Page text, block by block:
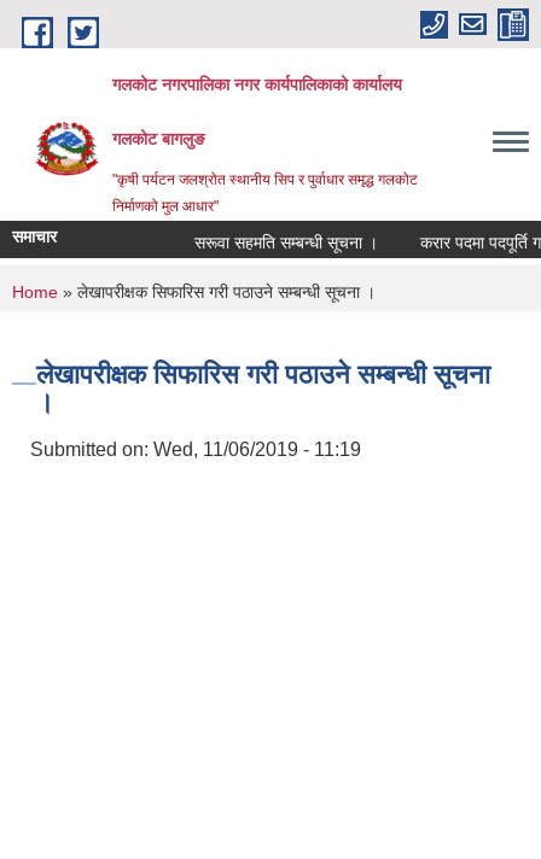
Skip to main content
गलकोट नगरपालिका नगर कार्यपालिकाको कार्यालय
गलकोट बागलुङ
"कृषी पर्यटन जलश्रोत स्थानीय सिप र पुर्वाधार समृद्ध गलकोट
निर्माणको मुल आधार"
समाचार सरूवा सहमति सम्बन्धी सूचना । करार पदमा पदपूर्ति
You are here
Home » लेखापरीक्षक सिफारिस गरी पठाउने सम्बन्धी सूचना ।
लेखापरीक्षक सिफारिस गरी पठाउने सम्बन्धी सूचना
।
Submitted on: Wed, 11/06/2019 - 11:19